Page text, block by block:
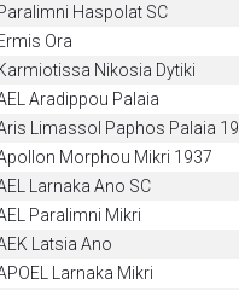
Haspolat SC
Ora
Nikosia Dytiki
Aradippou Palaia
Limassol Paphos Palaia 19
Morphou Mikri 1937
Larnaka Ano SC
Paralimni Mikri
Latsia Ano
Larnaka Mikri